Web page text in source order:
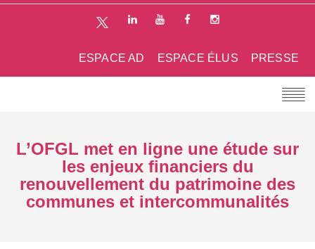
PRESSE
ESPACE ÉLUS
ESPACE AD
L’OFGL met en ligne une étude sur
les enjeux financiers du
renouvellement du patrimoine des
communes et intercommunalités